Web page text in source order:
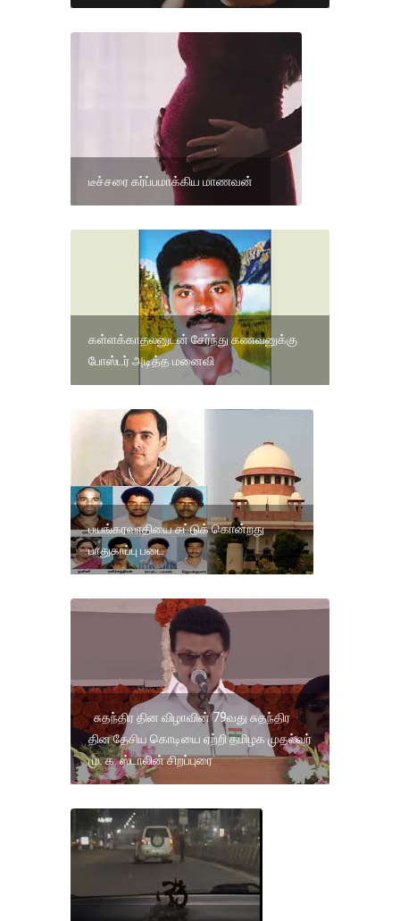
டீச்சரை கர்ப்பமாக்கிய மாணவன்
கள்ளக்காதலனுடன் சேர்ந்து கணவனுக்கு
போஸ்டர் அடித்த மனைவி
பயங்கரவாதியை சுட்டுக் கொன்றது
பாதுகாப்பு படை
சுதந்திர தின விழாவின் 79வது சுதந்திர
தின தேசிய கொடியை ஏற்றி தமிழக முதல்வர்
மு. க. ஸ்டாலின் சிறப்புரை